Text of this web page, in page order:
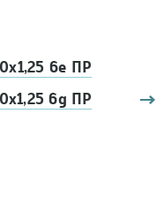
6e ПР
6g ПР